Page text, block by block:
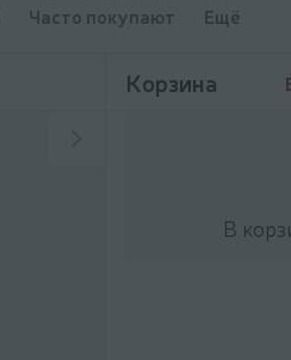
Часто покупают Ещё
Корзина
В